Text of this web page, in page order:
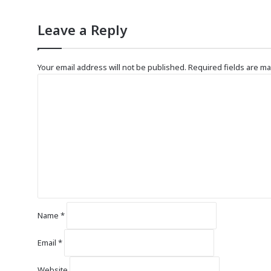
Leave a Reply
Your email address will not be published. Required fields are
Name *
Email *